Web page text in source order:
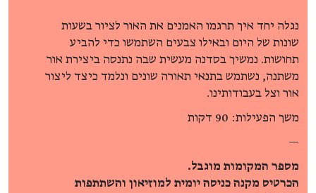
נגלה יחד איך תרגמו האמנים את האור לציור בשעות
שונות של היום ובאילו צבעים השתמשו כדי להביע
תחושות. נמשיך בסדנה מעשית שבה נתנסה ביצירת אור
משתנה, נשתמש בתנאי תאורה שונים ונלמד כיצד ליצור
אור וצל בעבודותינו.
משך הפעילות: 90 דקות
—
מספר המקומות מוגבל.
הכרטיס מקנה כניסה יומית למוזיאון והשתתפות